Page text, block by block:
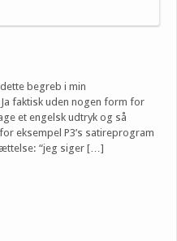
begreb i min
faktisk uden nogen form for
et engelsk udtryk og så
eksempel P3’s satireprogram
“jeg siger […]